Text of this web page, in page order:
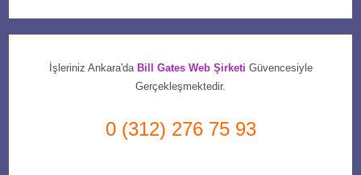
İşleriniz Ankara'da Bill Gates Web Şirketi Güvencesiyle
Gerçekleşmektedir.
0 (312) 276 75 93